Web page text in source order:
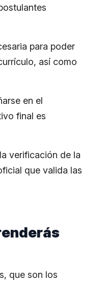
para poder
así como
en el
final es
verificación de la
que valida las
que son los